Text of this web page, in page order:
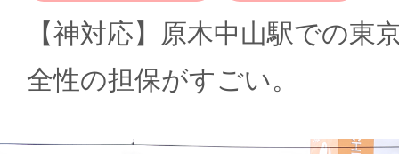
【神対応】原木中山駅での東
全性の担保がすごい。